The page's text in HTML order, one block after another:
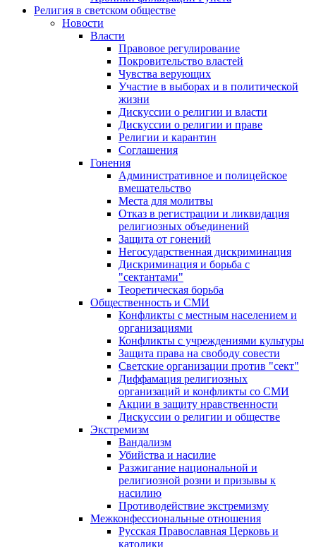
Религия в светском обществе
Новости
Власти
Правовое регулирование
Покровительство властей
Чувства верующих
Участие в выборах и в политической
жизни
Дискуссии о религии и власти
Дискуссии о религии и праве
Религии и карантин
Соглашения
Гонения
Административное и полицейское
вмешательство
Места для молитвы
Отказ в регистрации и ликвидация
религиозных объединений
Защита от гонений
Негосударственная дискриминация
Дискриминация и борьба с
"сектантами"
Теоретическая борьба
Общественность и СМИ
Конфликты с местным населением и
организациями
Конфликты с учреждениями культуры
Защита права на свободу совести
Светские организации против "сект"
Диффамация религиозных
организаций и конфликты со СМИ
Акции в защиту нравственности
Дискуссии о религии и обществе
Экстремизм
Вандализм
Убийства и насилие
Разжигание национальной и
религиозной розни и призывы к
насилию
Противодействие экстремизму
Межконфессиональные отношения
Русская Православная Церковь и
католики